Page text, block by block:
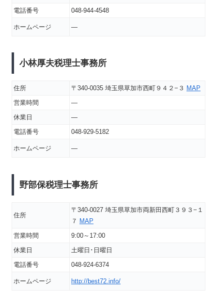
電話番号
048-944-4548
ホームページ ―
小林厚夫税理士事務所
住所 〒340-0035 埼玉県草加市西町９４２−３ MAP
営業時間
―
休業日
―
電話番号
048-929-5182
ホームページ ―
野部保税理士事務所
住所
〒340-0027 埼玉県草加市両新田西町３９３−１
７ MAP
営業時間
9:00～17:00
休業日
土曜日･日曜日
電話番号
048-924-6374
ホームページ http://best72.info/